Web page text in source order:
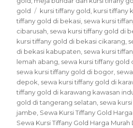
gold
Tags
kursi tiffany gold kursi tiffany
tiffany gold di bekasi sewa kursi
cibarusah sewa kursi tiffany gold di
kursi tiffany gold di bekasi cikarang
di bekasi kabupaten sewa kursi
lemah abang sewa kursi tiffany gold
sewa kursi tiffany gold di bogor
depok sewa kursi tiffany gold di
tiffany gold di karawang kawasan
gold di tangerang selatan sewa
jambe Sewa Kursi Tiffany Gold
Sewa Kursi Tiffany Gold Harga Murah